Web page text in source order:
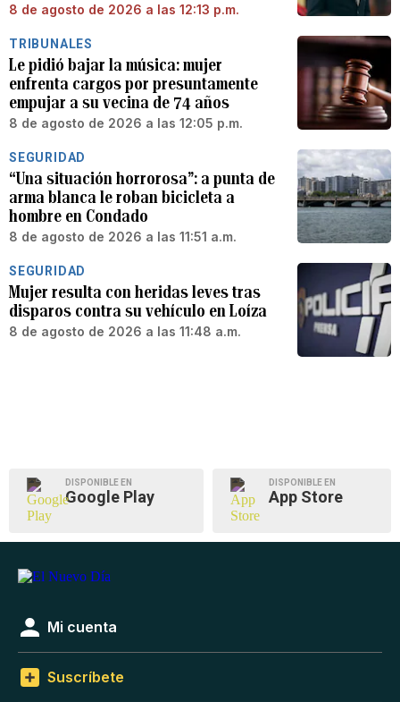
8 de agosto de 2026 a las 12:13 p.m.
TRIBUNALES
Le pidió bajar la música: mujer
enfrenta cargos por presuntamente
empujar a su vecina de 74 años
8 de agosto de 2026 a las 12:05 p.m.
SEGURIDAD
“Una situación horrorosa”: a punta de
arma blanca le roban bicicleta a
hombre en Condado
8 de agosto de 2026 a las 11:51 a.m.
SEGURIDAD
Mujer resulta con heridas leves tras
disparos contra su vehículo en Loíza
8 de agosto de 2026 a las 11:48 a.m.
DISPONIBLE EN
Google Play
DISPONIBLE EN
App Store
Mi cuenta
Suscríbete